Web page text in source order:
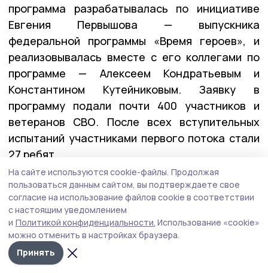
программа разрабатывалась по инициативе
Евгения Первышова — выпускника
федеральной программы «Время героев», и
реализовывалась вместе с его коллегами по
программе — Алексеем Кондратьевым и
Константином Кутейниковым. Заявку в
программу подали почти 400 участников и
ветеранов СВО. После всех вступительных
испытаний участниками первого потока стали
27 ребят.
— У них уже есть важные управленческие
качества: умение принимать решения в самых
сложных ситуациях, брать на себя
ответственность и работать в команде. А
обучение в рамках «Героев Тамбовщины» дало
На сайте используются cookie-файлы. Продолжая
пользоваться данным сайтом, вы подтверждаете свое
согласие на использование файлов cookie в соответствии
с настоящим уведомлением
и Политикой конфиденциальности. Использование «cookie»
можно отменить в настройках браузера.
Принять